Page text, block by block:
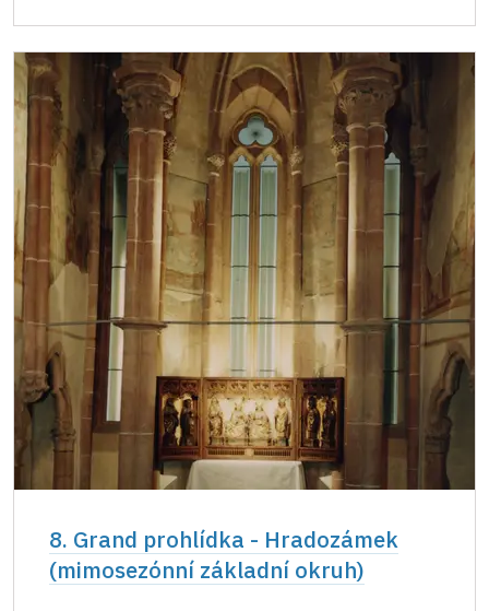
8. Grand prohlídka - Hradozámek
(mimosezónní základní okruh)